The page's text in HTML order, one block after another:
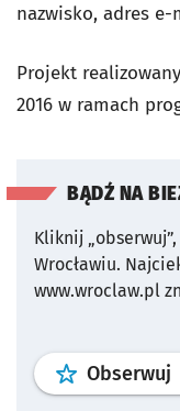
nazwisko, adres e-
Projekt
2016 w ramach
BĄDŹ NA
Kliknij
Wrocławiu.
www.wroclaw.pl
Obserwuj